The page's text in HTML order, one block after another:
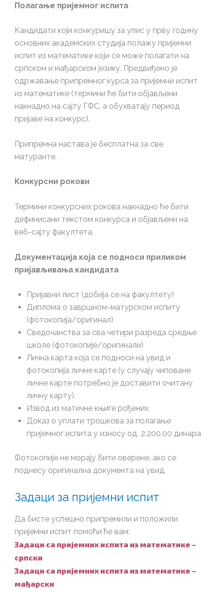
Полагање пријемног испита
Кандидати који конкуришу за упис у прву годину
основних академских студија полажу пријемни
испит из математике који се може полагати на
српском и мађарском језику. Предвиђено је
одржавање припремног курса за пријемни испит
из математике (термини ће бити објављени
накнадно на сајту ГФС, а обухватају период
пријаве на конкурс).
Припремна настава је бесплатна за све
матуранте.
Конкурсни рокови
Термини конкурсних рокова накнадно ће бити
дефинисани текстом конкурса и објављени на
веб-сајту факултета.
Документација која се подноси приликом
пријављивања кандидата
Пријавни лист (добија се на факултету)
Диплома о завршном-матурском испиту
(фотокопија/оригинал)
Сведочанства за сва четири разреда средње
школе (фотокопије/оригинали)
Лична карта која се подноси на увид и
фотокопија личне карте (у случају чиповане
личне карте потребно је доставити очитану
личну карту).
Извод из матичне књиге рођених
Доказ о уплати трошкова за полагање
пријемног испита у износу од 2.200,00 динара
Фотокопије не морају бити оверене, ако се
поднесу оригинална документа на увид.
Задаци за пријемни испит
Да бисте успешно припремили и положили
пријемни испит помоћи ће вам:
Задаци са пријемних испита из математике –
српски
Задаци са пријемних испита из математике –
мађарски